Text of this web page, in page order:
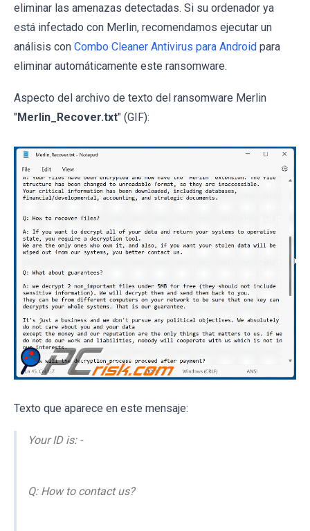
eliminar las amenazas detectadas. Si su ordenador ya
está infectado con Merlin, recomendamos ejecutar un
análisis con Combo Cleaner Antivirus para Android para
eliminar automáticamente este ransomware.
Aspecto del archivo de texto del ransomware Merlin
"Merlin_Recover.txt" (GIF):
Texto que aparece en este mensaje:
Your ID is: -
Q: How to contact us?